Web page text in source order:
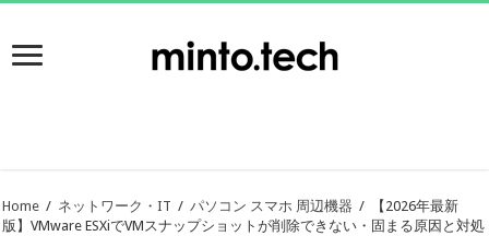
Home / ネットワーク・IT / パソコン スマホ 周辺機器 /
【2026年最新
版】VMware ESXiでVMスナップショットが削除できない・固まる原因と対処